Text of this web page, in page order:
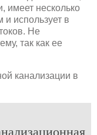
имеет несколько
использует в
Не
так как ее